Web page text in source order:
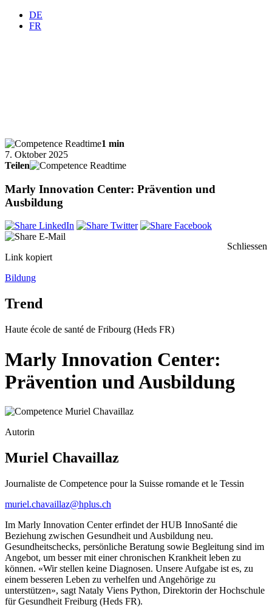
DE
FR
1 min
7. Oktober 2025
Teilen
Marly Innovation Center: Prävention und
Ausbildung
Link kopiert
Schliessen
Bildung
Trend
Haute école de santé de Fribourg (Heds FR)
Marly Innovation Center:
Prävention und Ausbildung
Autorin
Muriel Chavaillaz
Journaliste de Competence pour la Suisse romande et le Tessin
muriel.chavaillaz@hplus.ch
Im Marly Innovation Center erfindet der HUB InnoSanté die
Beziehung zwischen Gesundheit und Ausbildung neu.
Gesundheitschecks, persönliche Beratung sowie Begleitung sind im
Angebot, um besser mit einer chronischen Krankheit leben zu
können. «Wir stellen keine Diagnosen. Unsere Aufgabe ist es, zu
einem besseren Leben zu verhelfen und Angehörige zu
unterstützen», sagt Nataly Viens Python, Direktorin der Hochschule
für Gesundheit Freiburg (Heds FR).